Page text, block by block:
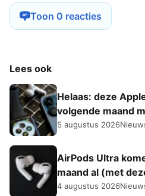
Toon 0 reacties
Lees ook
Helaas: deze
volgende maand
5 augustus 2026
AirPods Ultra
maand al (met
4 augustus 2026